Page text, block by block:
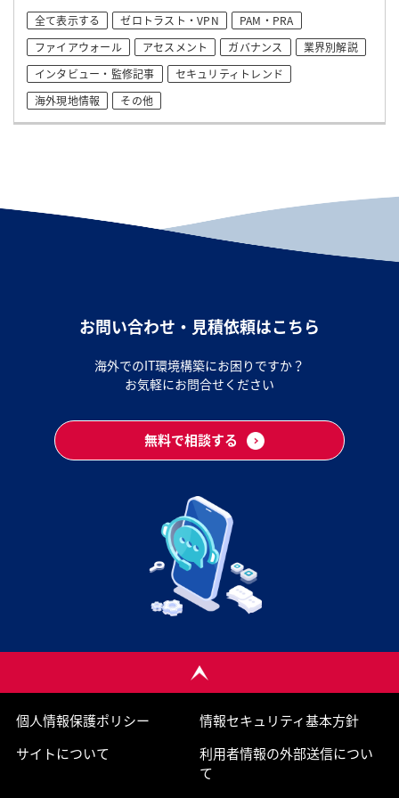
全て表示する ゼロトラスト・VPN
PAM・PRA
ファイアウォール
アセスメント ガバナンス
業界別解説
インタビュー・監修記事
セキュリティトレンド
海外現地情報
その他
お問い合わせ・見積依頼はこちら
海外でのIT環境構築にお困りですか？
お気軽にお問合せください
無料で相談する
個人情報保護ポリシー
情報セキュリティ基本方針
サイトについて
利用者情報の外部送信につい
て